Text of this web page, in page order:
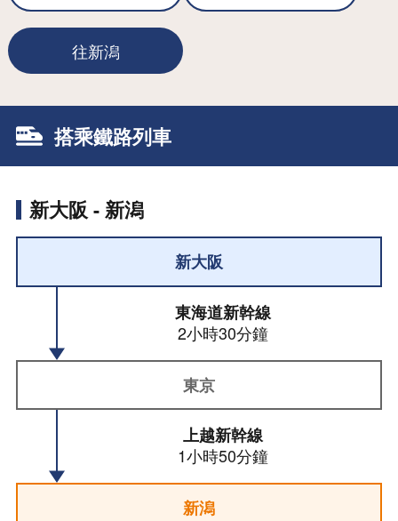
往新潟
搭乘鐵路列車
新大阪 - 新潟
新大阪
東海道新幹線
2小時30分鐘
東京
上越新幹線
1小時50分鐘
新潟